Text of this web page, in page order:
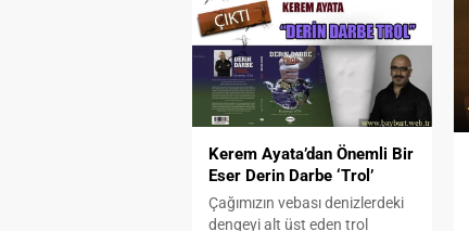
Kerem Ayata’dan Önemli Bir
Eser Derin Darbe ‘Trol’
Çağımızın vebası denizlerdeki
dengeyi alt üst eden trol